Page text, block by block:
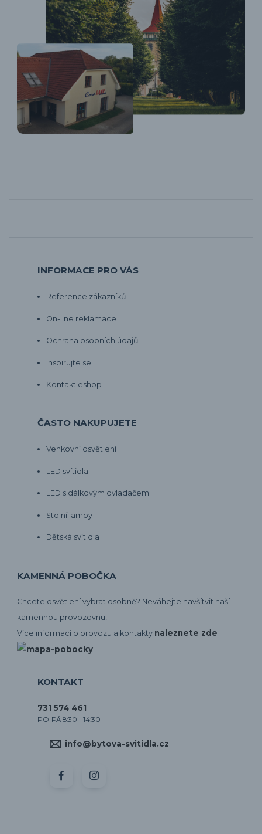
INFORMACE PRO VÁS
Reference zákazníků
On-line reklamace
Ochrana osobních údajů
Inspirujte se
Kontakt eshop
ČASTO NAKUPUJETE
Venkovní osvětlení
LED svítidla
LED s dálkovým ovladačem
Stolní lampy
Dětská svítidla
KAMENNÁ POBOČKA
Chcete osvětlení vybrat osobně? Neváhejte navšítvit naší
kamennou provozovnu!
Více informací o provozu a kontakty naleznete zde
KONTAKT
731 574 461
PO-PÁ 8:30 - 14:30
info@bytova-svitidla.cz